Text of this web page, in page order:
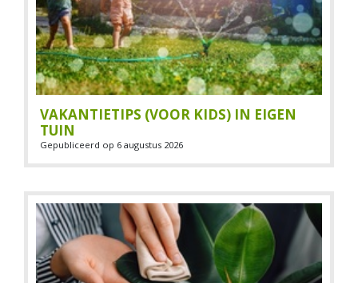
VAKANTIETIPS (VOOR KIDS) IN EIGEN
TUIN
Gepubliceerd op 6 augustus 2026